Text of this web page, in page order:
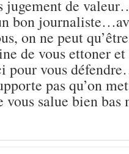
jugement de
bon
on ne peut
de vous ettoner
pour vous
pas qu’on
salue bien bas